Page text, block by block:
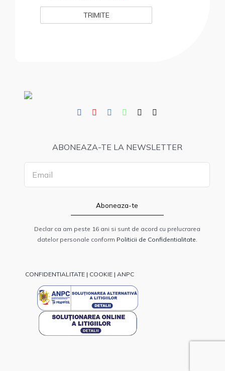
ABONEAZA-TE LA NEWSLETTER
Declar ca am peste 16 ani si sunt de acord cu prelucrarea
datelor personale conform Politicii de Confidentialitate.
CONFIDENTIALITATE| COOKIE| ANPC